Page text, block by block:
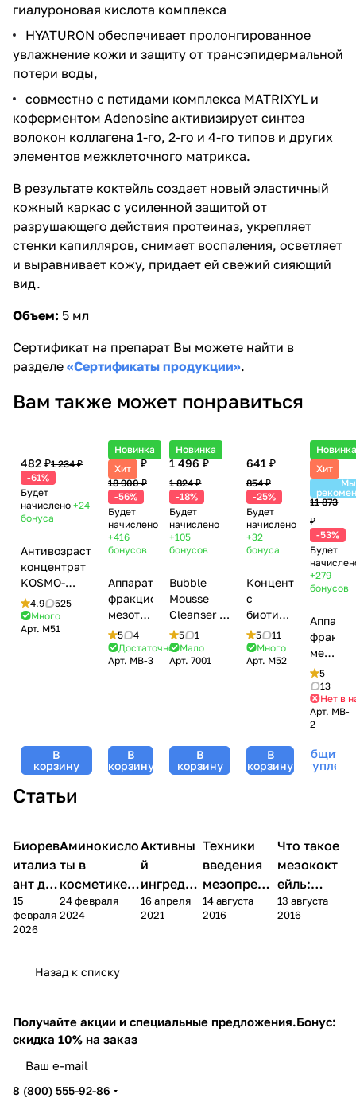
гиалуроновая кислота комплекса
HYATURON обеспечивает пролонгированное
увлажнение кожи и защиту от трансэпидермальной
потери воды,
совместно с петидами комплекса MATRIXYL и
коферментом Adenosine активизирует синтез
волокон коллагена 1-го, 2-го и 4-го типов и других
элементов межклеточного матрикса.
В результате коктейль создает новый эластичный
кожный каркас с усиленной защитой от
разрушающего действия протеиназ, укрепляет
стенки капилляров, снимает воспаления, осветляет
и выравнивает кожу, придает ей свежий сияющий
вид.
Объем: 5 мл
Сертификат на препарат Вы можете найти в
разделе «Сертификаты продукции».
Вам также может понравиться
482 ₽1 234 ₽
-61%
Будет
начислено +24
бонуса
Антивозрастной
концентрат
KOSMO-
DMAE 3%
(лифтинг,
увлажнение)
4.9
525
Много
Арт. M51
В
корзину
Новинка
Хит
8 316 ₽
18 900 ₽
-56%
Будет
начислено
+416
бонусов
Аппарат
фракционной
мезотерапиии
DermaPen
(Дермапен)
Mesobox
5
4
Достаточно
Арт. MB-3
В
корзину
Новинка
1 496 ₽
1 824 ₽
-18%
Будет
начислено
+105
бонусов
Bubble
Mousse
Cleanser /
Воздушный
мусс для
умывания
- 150 мл
5
1
Мало
Арт.7001
В
корзину
641 ₽
854 ₽
-25%
Будет
начислено
+32
бонуса
Концентрат
с
биотином
(алопеция,
растяжки,
акне) /
(Космотерос),
5
11
Много
Арт. M52
В
корзину
Хит
Мы
5 581
₽
11 873
₽
-53%
Будет
+279
бонусов
Аппарат
MB-
2
5
13
Нет в
Арт. MB-
2
Сообщить
Статьи
Мезотерапия
Биорев
итализ
ант для
глаз.
Зачем
15
февраля
2026
Компоненты
косметики
Аминокисло
ты в
косметике:
зачем
нужны,
по типу
24 февраля
2024
Уход за
лицом
Активны
й
ингредие
нт
Матрикс
е
16 апреля
2021
Мезотерапия
Техники
введения
мезопрепа
ратов: 4
метода,
14 августа
2016
Что такое
мезококт
ейль:
виды,
задачи и
13 августа
2016
Назад к списку
Получайте акции и специальные предложения.Бонус:
скидка 10% на заказ
8 (800) 555-92-86